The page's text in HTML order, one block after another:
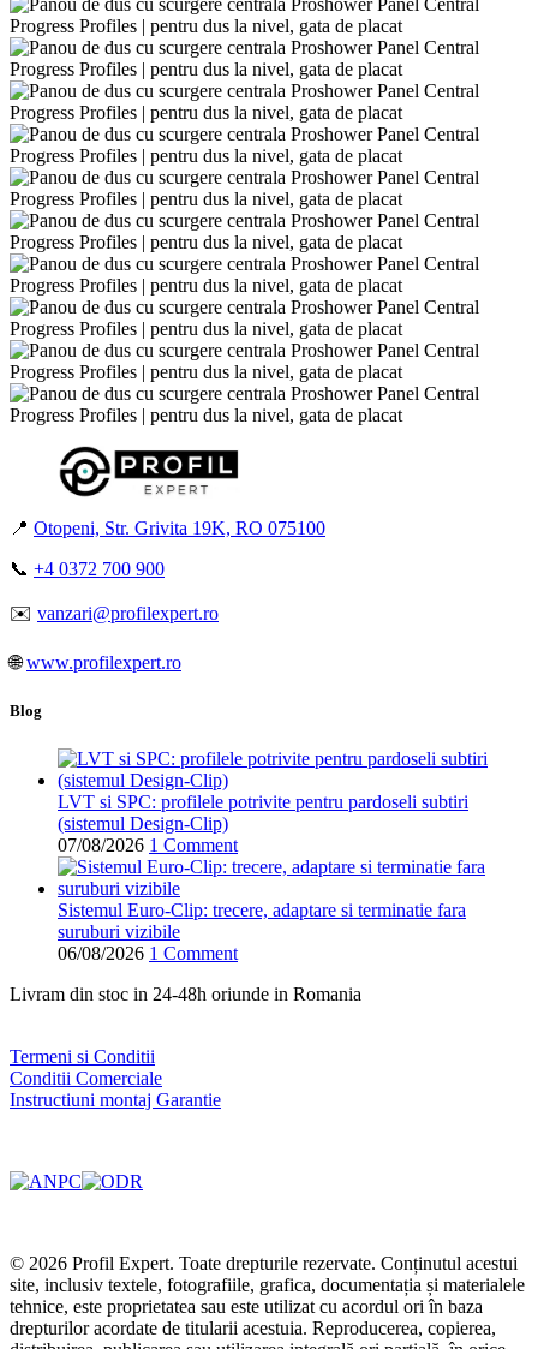
📍 Otopeni, Str. Grivita 19K, RO 075100
📞 +4 0372 700 900
✉️ vanzari@profilexpert.ro
🌐www.profilexpert.ro
Blog
LVT si SPC: profilele potrivite pentru pardoseli subtiri
(sistemul Design-Clip)
07/08/2026 1 Comment
Sistemul Euro-Clip: trecere, adaptare si terminatie fara
suruburi vizibile
06/08/2026 1 Comment
Livram din stoc in 24-48h oriunde in Romania
Termeni si Conditii
Conditii Comerciale
Instructiuni montaj Garantie
© 2026 Profil Expert. Toate drepturile rezervate. Conținutul acestui
site, inclusiv textele, fotografiile, grafica, documentația și materialele
tehnice, este proprietatea sau este utilizat cu acordul ori în baza
drepturilor acordate de titularii acestuia. Reproducerea, copierea,